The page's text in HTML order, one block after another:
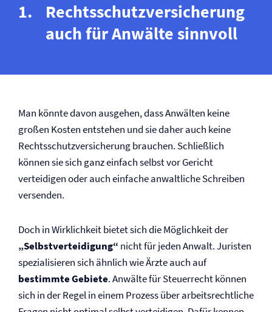
Rechtsschutz­versicherung
auch für Anwälte sinnvoll
Man könnte davon ausgehen, dass Anwälten keine
großen Kosten entstehen und sie daher auch keine
Rechtsschutz­versicherung brauchen. Schließlich
können sie sich ganz einfach selbst vor Gericht
verteidigen oder auch einfache anwaltliche Schreiben
versenden.
Doch in Wirklichkeit bietet sich die Möglichkeit der
„Selbstverteidigung“ nicht für jeden Anwalt. Juristen
spezialisieren sich ähnlich wie Ärzte auch auf
bestimmte Gebiete. Anwälte für Steuerrecht können
sich in der Regel in einem Prozess über arbeitsrechtliche